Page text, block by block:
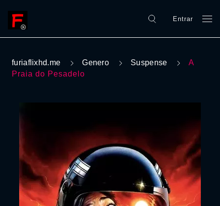
Entrar
furiaflixhd.me Genero Suspense
A
Praia do Pesadelo